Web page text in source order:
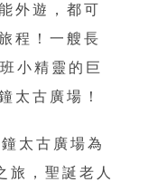
外遊，都可
程！一艘長
小精靈的巨
太古廣場！
太古廣場為
旅，聖誕老人